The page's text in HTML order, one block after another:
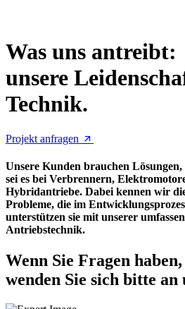
Was uns antreibt:
unsere
Technik.
Projekt anfragen
Unsere Kunden brauchen
sei es bei Verbrennern,
Hybridantriebe. Dabei kennen wir
Probleme, die im
unterstützen sie mit unserer
Antriebstechnik.
Wenn Sie Fragen haben,
wenden Sie sich bitte